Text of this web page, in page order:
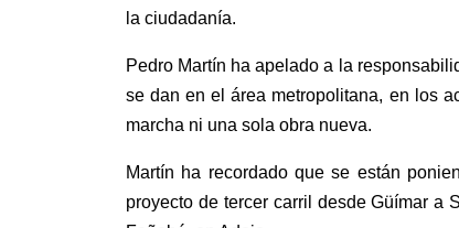
la ciudadanía.
Pedro Martín ha apelado a la
se dan en el área metropolitana, en los
marcha ni una sola obra nueva.
Martín ha recordado que se están
proyecto de tercer carril desde Güímar a